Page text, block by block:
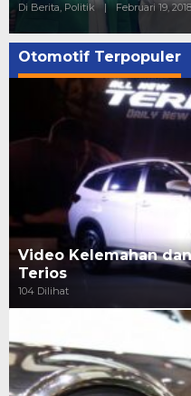
Di Berita, Politik | Februari 19, 2018
Otomotif Terpopuler
Video Kelemahan
Terios
104 Dilihat